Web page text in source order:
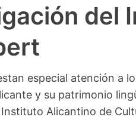
del
especial atención a
y su patrimonio
Alicantino de